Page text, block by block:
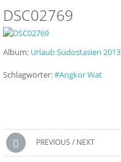
DSC02769
Album: Urlaub Südostasien 2013
Schlagwörter:#Angkor Wat
Posts
navigation
PREVIOUS / NEXT